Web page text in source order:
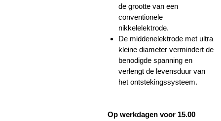
de grootte van een
conventionele
nikkelelektrode.
De middenelektrode met ultra
kleine diameter vermindert de
benodigde spanning en
verlengt de levensduur van
het ontstekingssysteem.
Op werkdagen voor 15.00